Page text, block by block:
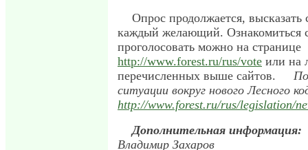
Опрос продолжается,
каждый желающий. Ознакомиться с
проголосовать можно на странице
http://www.forest.ru/rus/vote или на
перечисленных выше сайтов.
ситуации вокруг нового Лесного
http://www.forest.ru/rus/legislation/
Дополнительная информация:
Владимир Захаров